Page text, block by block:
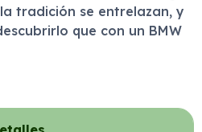
tradición se entrelazan, y
que con un BMW